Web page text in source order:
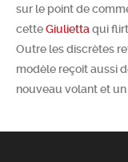
sur le point de
cetteGiuliettaqui
Outre les discrètes
modèle reçoit aussi
nouveau volant et